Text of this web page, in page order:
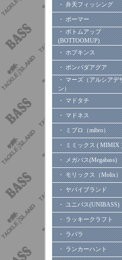
・ 弁天フィッシング
・ ボーマー
・ ボトムアップ
(BOTTOOMUP)
・ ホプキンス
・ ボンバダアグア
・ マーズ（アルシアデ
ン）
・ マドタチ
・ マドネス
・ ミブロ（mibro）
・ ミミックス ( MIMIX
・ メガバス(Megabass)
・ モリックス（Molix）
・ ヤバイブランド
・ ユニバス(UNIBASS)
・ ラッキークラフト
・ ラパラ
・ ランカーハント